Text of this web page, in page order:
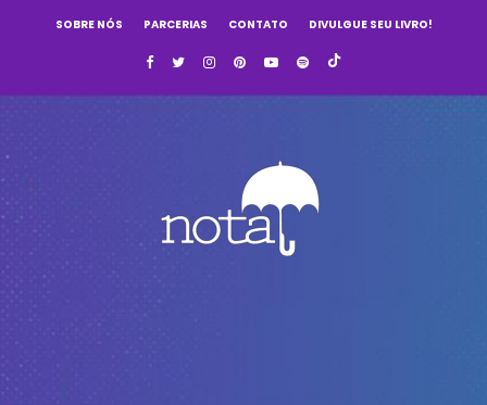
SOBRE NÓS PARCERIAS CONTATO DIVULGUE SEU LIVRO!